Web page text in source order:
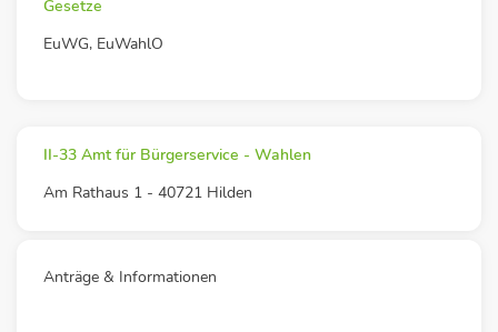
Gesetze
EuWG, EuWahlO
II-33 Amt für Bürgerservice - Wahlen
Am Rathaus 1 - 40721 Hilden
Anträge & Informationen